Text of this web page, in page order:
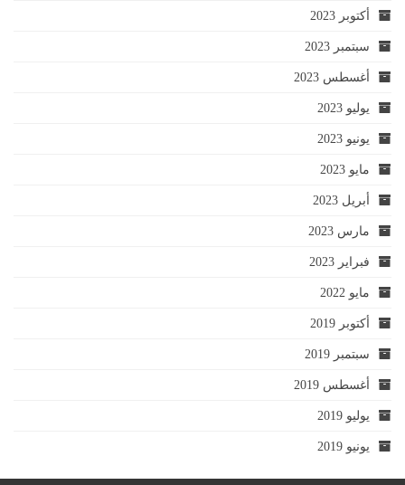
أكتوبر 2023
سبتمبر 2023
أغسطس 2023
يوليو 2023
يونيو 2023
مايو 2023
أبريل 2023
مارس 2023
فبراير 2023
مايو 2022
أكتوبر 2019
سبتمبر 2019
أغسطس 2019
يوليو 2019
يونيو 2019